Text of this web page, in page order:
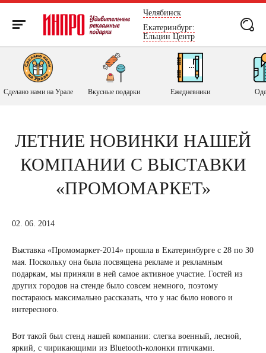
Челябинск
Екатеринбург:
Ельцин Центр
Сделано нами на Урале Вкусные подарки Ежедневники
ЛЕТНИЕ НОВИНКИ НАШЕЙ
КОМПАНИИ С ВЫСТАВКИ
«ПРОМОМАРКЕТ»
02. 06. 2014
Выставка «Промомаркет-2014» прошла в Екатеринбурге с 28 по 30
мая. Поскольку она была посвящена рекламе и рекламным
подаркам, мы приняли в ней самое активное участие. Гостей из
других городов на стенде было совсем немного, поэтому
постараюсь максимально рассказать, что у нас было нового и
интересного.
Вот такой был стенд нашей компании: слегка военный, лесной,
яркий, с чирикающими из Bluetooth-колонки птичками.